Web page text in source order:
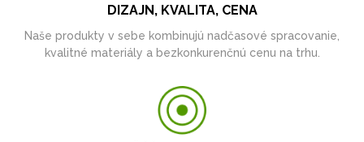
DIZAJN, KVALITA, CENA
Naše produkty v sebe kombinujú nadčasové spracovanie,
kvalitné materiály a bezkonkurenčnú cenu na trhu.